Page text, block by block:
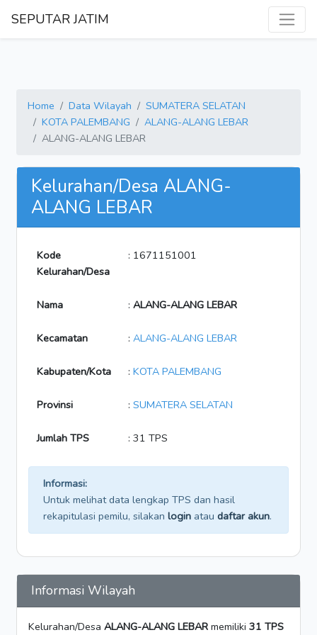
SEPUTAR JATIM
Home Data Wilayah
SUMATERA SELATAN
KOTA PALEMBANG
ALANG-ALANG LEBAR
ALANG-ALANG LEBAR
Kelurahan/Desa ALANG-
ALANG LEBAR
Kode
Kelurahan/Desa
: 1671151001
Nama : ALANG-ALANG LEBAR
Kecamatan : ALANG-ALANG LEBAR
Kabupaten/Kota : KOTA PALEMBANG
Provinsi : SUMATERA SELATAN
Jumlah TPS : 31 TPS
Informasi:
Untuk melihat data lengkap TPS dan hasil
rekapitulasi pemilu, silakan login atau daftar akun.
Informasi Wilayah
Kelurahan/Desa ALANG-ALANG LEBAR memiliki 31 TPS